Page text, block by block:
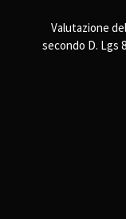
Valutazione
secondo D. Lgs